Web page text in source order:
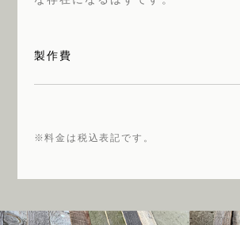
製作費
※料金は税込表記です。